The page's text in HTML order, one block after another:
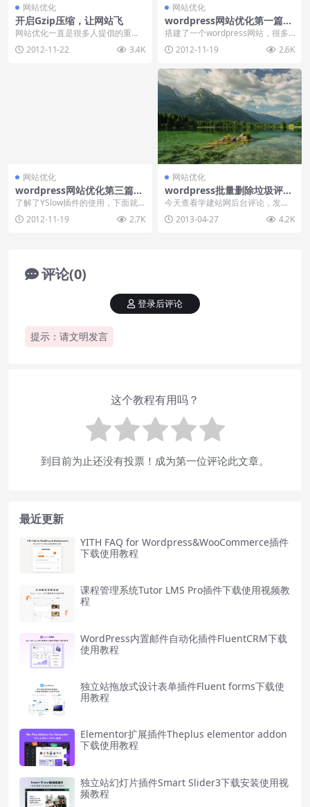
网站优化
开启Gzip压缩，让网站飞
网站优化一直是很多人提倡的重
点，然而在我看来网站优化并不是
什么牛X的技术，不过就...
2012-11-22 3.4K
网站优化
wordpress网站优化第一篇：
firebug+YSlow插件安装
搭建了一个wordpress网站，很多
朋友想知道自己的网站性能如何，
就像买了一部...
2012-11-19 2.6K
网站优化
wordpress网站优化第三篇：
综合性能评估
了解了YSlow插件的使用，下面就
为大家演示下此插件的使用案例，
这里以小川博客为...
2012-11-19 2.7K
网站优化
wordpress批量删除垃圾评论
方法
今天查看学建站网后台评论，发现
多了715条的垃圾评论，虽然已经
开启了AKISME...
2013-04-27 4.2K
评论(0)
提示：请文明发言
登录后评论
这个教程有用吗？
到目前为止还没有投票！成为第一位评论此文章。
最近更新
YITH FAQ for Wordpress&WooCommerce插件
下载使用教程
课程管理系统Tutor LMS Pro插件下载使用视频教
程
WordPress内置邮件自动化插件FluentCRM下载
使用教程
独立站拖放式设计表单插件Fluent forms下载使
用教程
Elementor扩展插件Theplus elementor addon
下载使用教程
独立站幻灯片插件Smart Slider3下载安装使用视
频教程